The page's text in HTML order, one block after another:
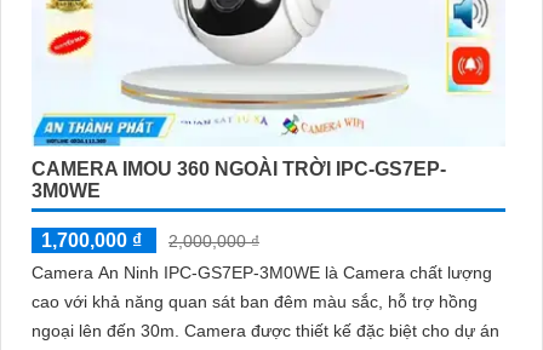
CAMERA IMOU 360 NGOÀI TRỜI IPC-GS7EP-
3M0WE
1,700,000 ₫
2,000,000 ₫
Camera An Ninh IPC-GS7EP-3M0WE là Camera chất lượng
cao với khả năng quan sát ban đêm màu sắc, hỗ trợ hồng
ngoại lên đến 30m. Camera được thiết kế đặc biệt cho dự án